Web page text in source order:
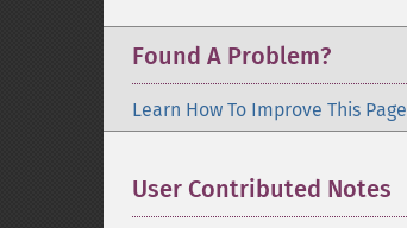
Found A Problem?
Learn How To Improve This Page
User Contributed Notes